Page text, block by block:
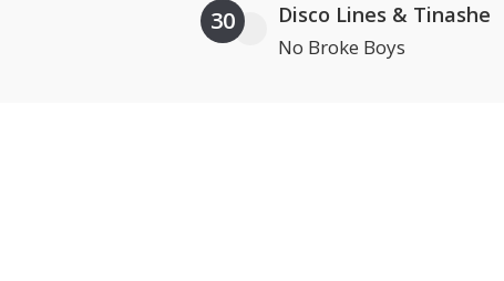
30 Disco Lines & Tinashe
No Broke Boys